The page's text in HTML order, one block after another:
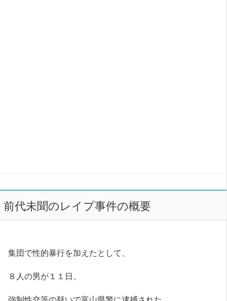
前代未聞のレイプ事件の概要
集団で性的暴行を加えたとして、
８人の男が１１日、